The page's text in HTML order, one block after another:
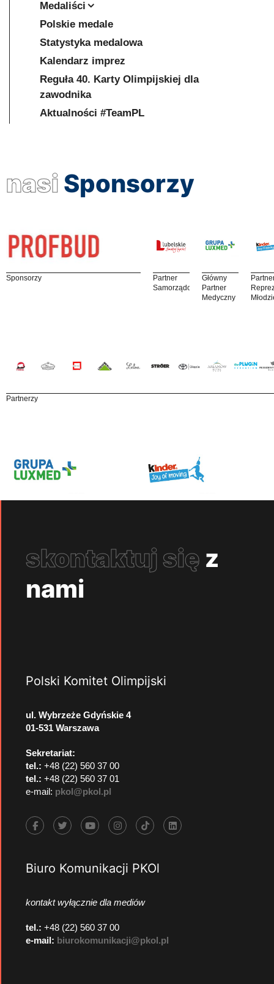
Medaliści
Polskie medale
Statystyka medalowa
Kalendarz imprez
Reguła 40. Karty Olimpijskiej dla
zawodnika
Aktualności #TeamPL
nasi Sponsorzy
Sponsorzy
Partner
Samorządowy
Główny
Partner
Medyczny
Partnerzy
skontaktuj się z
nami
Polski Komitet Olimpijski
ul. Wybrzeże Gdyńskie 4
01-531 Warszawa
Sekretariat:
tel.: +48 (22) 560 37 00
tel.: +48 (22) 560 37 01
e-mail: pkol@pkol.pl
Biuro Komunikacji PKOl
kontakt wyłącznie dla mediów
tel.: +48 (22) 560 37 00
e-mail: biurokomunikacji@pkol.pl